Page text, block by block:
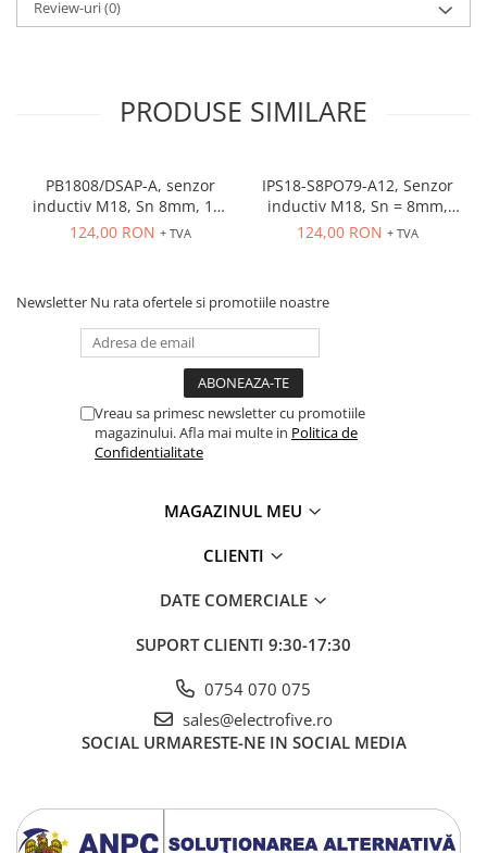
Review-uri(0)
PRODUSE SIMILARE
PB1808/DSAP-A, senzor
inductiv M18, Sn 8mm, 10-
36 VDC, ecranat NO, PNP,
124,00 RON + TVA
IPS18-S8PO79-A12, Senzor
inductiv M18, Sn = 8mm,
ecranat, PNP NO, 10-30
124,00 RON + TVA
Newsletter Nu rata ofertele si promotiile noastre
Vreau sa primesc newsletter cu promotiile
magazinului. Afla mai multe in Politica de
Confidentialitate
MAGAZINUL MEU
CLIENTI
DATE COMERCIALE
SUPORT CLIENTI 9:30-17:30
0754 070 075
sales@electrofive.ro
SOCIAL URMARESTE-NE IN SOCIAL MEDIA